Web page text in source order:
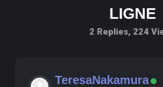
LIGNE
2 Replies, 224
TeresaNakamura